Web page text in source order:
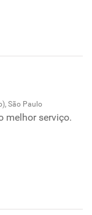
São Paulo
melhor serviço.